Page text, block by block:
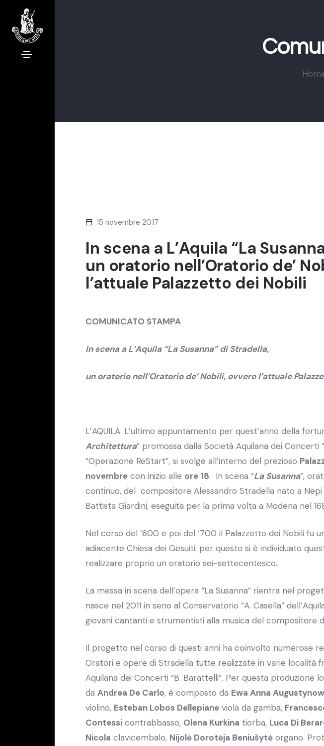
15 novembre 2017
In scena a L’Aquila “La
un oratorio nell’Oratorio de’
l’attuale Palazzetto dei Nobili
COMUNICATO STAMPA
In scena a L’Aquila “La Susanna” di Stradella,
un oratorio nell’Oratorio de’ Nobili, ovvero l’attuale
L’AQUILA. L’ultimo appuntamento per quest’anno della
Architettura” promossa dalla Società Aquilana dei Concerti
“Operazione ReStart”, si svolge all’interno del prezioso
novembre con inizio alle ore 18. In scena “La Susanna”,
continuo, del compositore Alessandro Stradella nato a Nepi
Battista Giardini, eseguita per la prima volta a Modena nel
Nel corso del ‘600 e poi del ‘700 il Palazzetto dei Nobili fu
adiacente Chiesa dei Gesuiti: per questo si è individuato
realizzare proprio un oratorio sei-settecentesco.
La messa in scena dell’opera “La Susanna” rientra nel
nasce nel 2011 in seno al Conservatorio “A. Casella”
giovani cantanti e strumentisti alla musica del compositore
Il progetto nel corso di questi anni ha coinvolto numerose
Oratori e opere di Stradella tutte realizzate in varie località
Aquilana dei Concerti “B. Barattelli”. Per questa produzione lo
da Andrea De Carlo, è composto da Ewa Anna
violino, Esteban Lobos Dellepiane viola da gamba,
Contessi contrabbasso, Olena Kurkina tiorba, Luca Di
Nicola clavicembalo, Nijolė Dorotėja Beniušytė organo.